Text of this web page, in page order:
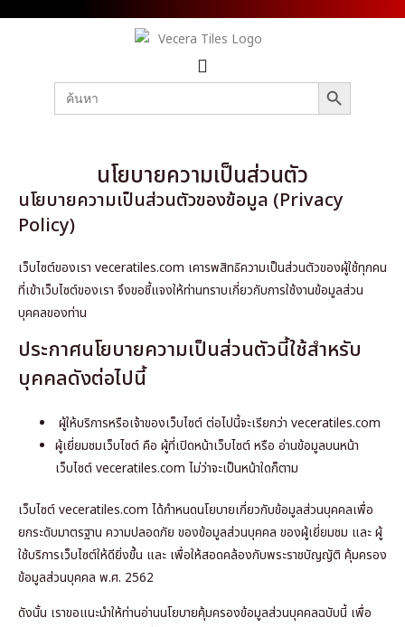
Search
for:
SEARCH BUTTON
นโยบายความเป็นส่วนตัว
นโยบายความเป็นส่วนตัวของข้อมูล (Privacy
Policy)
เว็บไซต์ของเรา veceratiles.com เคารพสิทธิความเป็นส่วนตัวของผู้ใช้ทุกคน
ที่เข้าเว็บไซต์ของเรา จึงขอชี้แจงให้ท่านทราบเกี่ยวกับการใช้งานข้อมูลส่วน
บุคคลของท่าน
ประกาศนโยบายความเป็นส่วนตัวนี้ใช้สำหรับ
บุคคลดังต่อไปนี้
ผู้ให้บริการหรือเจ้าของเว็บไซต์ ต่อไปนี้จะเรียกว่า veceratiles.com
ผู้เยี่ยมชมเว็บไซต์ คือ ผู้ที่เปิดหน้าเว็บไซต์ หรือ อ่านข้อมูลบนหน้า
เว็บไซต์ veceratiles.com ไม่ว่าจะเป็นหน้าใดก็ตาม
เว็บไซต์ veceratiles.com ได้กำหนดนโยบายเกี่ยวกับข้อมูลส่วนบุคคลเพื่อ
ยกระดับมาตรฐาน ความปลอดภัย ของข้อมูลส่วนบุคคล ของผู้เยี่ยมชม และ ผู้
ใช้บริการเว็บไซต์ให้ดียิ่งขึ้น และ เพื่อให้สอดคล้องกับพระราชบัญญัติ คุ้มครอง
ข้อมูลส่วนบุคคล พ.ศ. 2562
ดังนั้น เราขอแนะนำให้ท่านอ่านนโยบายคุ้มครองข้อมูลส่วนบุคคลฉบับนี้ เพื่อ